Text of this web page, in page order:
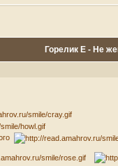
Горелик Е - Не